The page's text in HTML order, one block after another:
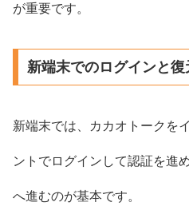
が重要です。
新端末でのログインと復
新端末では、カカオトークを
ントでログインして認証を進
へ進むのが基本です。